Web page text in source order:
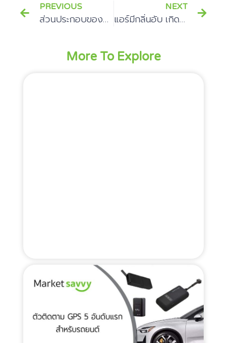
PREVIOUS
ส่วนประกอบของแอร์ มีอะไรบ้าง?
NEXT
แอร์มีกลิ่นอับ เกิดจากอะไร? พร้อมวิธีแก้ด้วยตัวเอง
More To Explore